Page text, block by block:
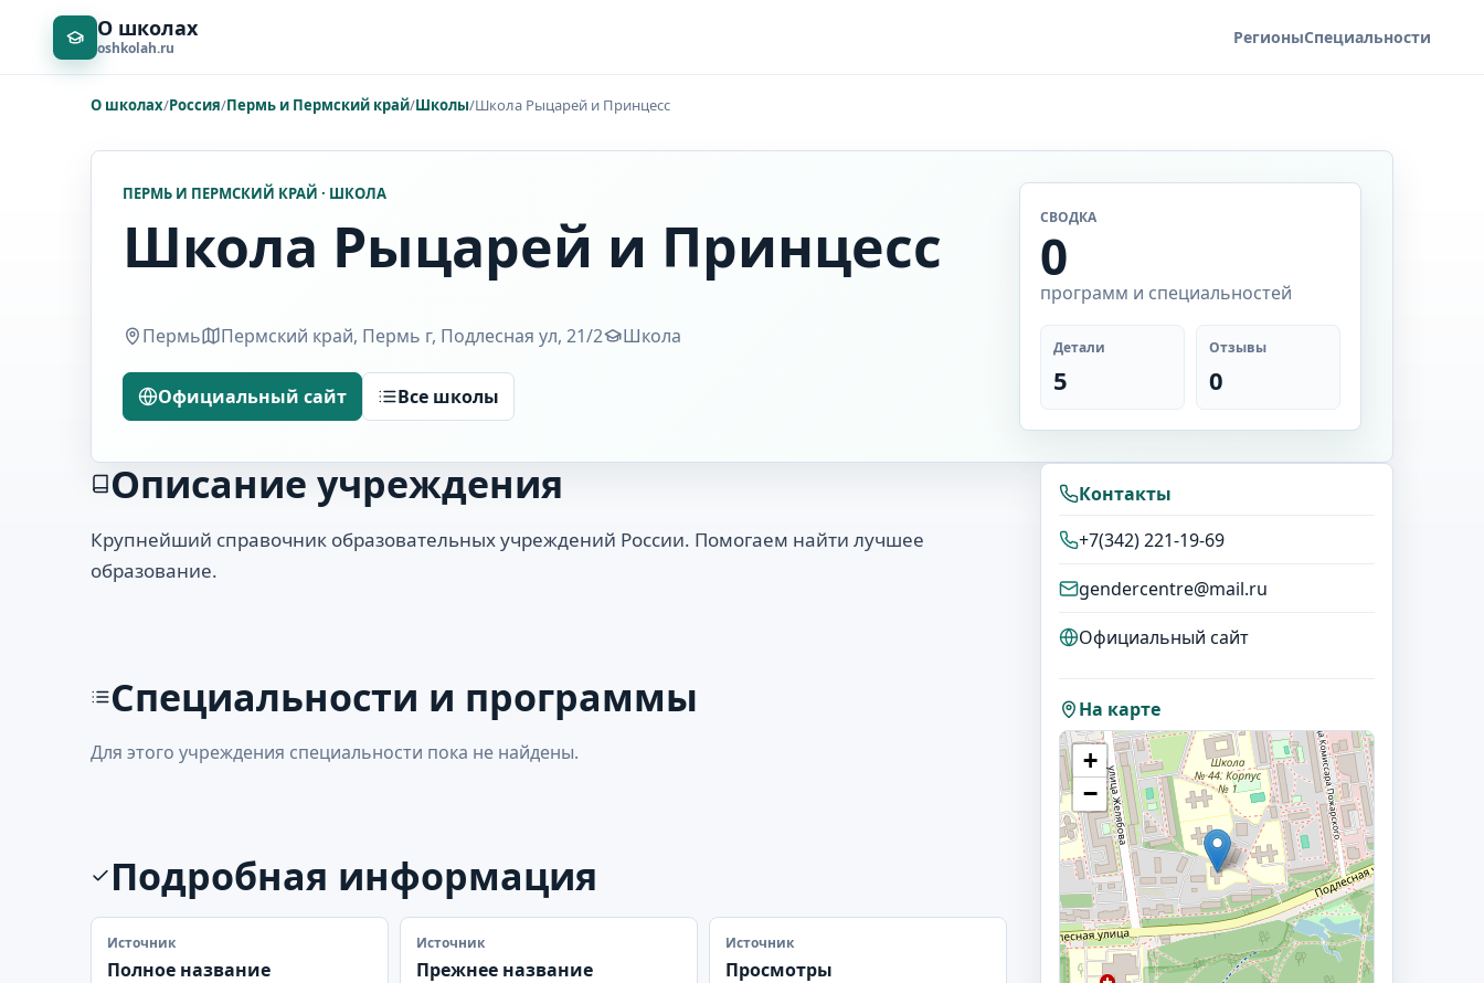
О школах
oshkolah.ru РегионыСпециальности
О школах/Россия/Пермь и Пермский край/Школы/Школа Рыцарей и Принцесс
ПЕРМЬ И ПЕРМСКИЙ КРАЙ · ШКОЛА
Школа Рыцарей и Принцесс
Пермь Пермский край, Пермь г, Подлесная ул, 21/2 Школа
Официальный сайт Все школы
СВОДКА
0
программ и специальностей
Детали
5
Отзывы
0
Описание учреждения
Крупнейший справочник образовательных учреждений России. Помогаем найти лучшее
образование.
Специальности и программы
Для этого учреждения специальности пока не найдены.
Подробная информация
Источник
Полное название
Источник
Прежнее название
Источник
Просмотры
Контакты
+7(342) 221-19-69
gendercentre@mail.ru
Официальный сайт
На карте
+
−